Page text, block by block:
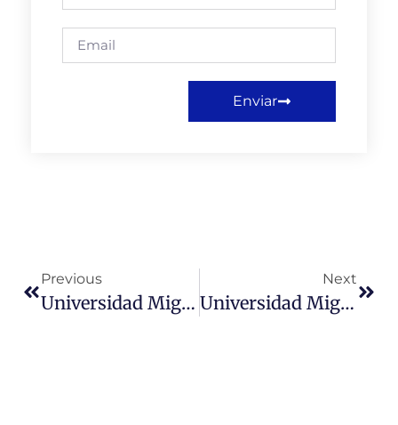
Enviar
Previous
Universidad Miguel De Cervantes Participa En Seminario Sobre Calidad, Vinculación Con El Medio E Impacto Territorial
Next
Universidad Miguel De Cervantes Realizó Jornada De Orientación Estudiantil En Colegio Miguel De Cervantes De La Cisterna